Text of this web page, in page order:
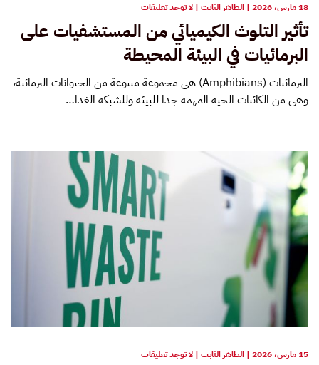
18 مارس، 2026 | الطاهر الثابت | لا توجد تعليقات
التلوث
الكيميائي
البرمائيات
في
البيئة
تأثير التلوث الكيميائي من المستشفيات على
البرمائيات في البيئة المحيطة
البرمائيات (Amphibians) هي مجموعة متنوعة من الحيوانات البرمائية،
وهي من الكائنات الحية المهمة جدا للبيئة وللشبكة الغذا…
15 مارس، 2026 | الطاهر الثابت | لا توجد تعليقات